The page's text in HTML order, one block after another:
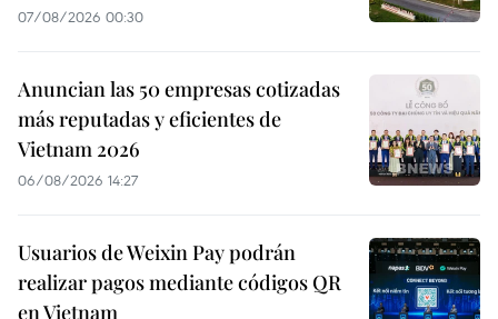
07/08/2026 00:30
Anuncian las 50 empresas cotizadas
más reputadas y eficientes de
Vietnam 2026
06/08/2026 14:27
Usuarios de Weixin Pay podrán
realizar pagos mediante códigos QR
en Vietnam